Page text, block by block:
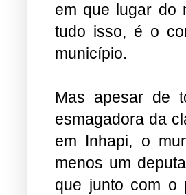
em que lugar do
tudo isso, é o
município.
Mas apesar de
esmagadora da
em Inhapi, o
menos um
que junto com o